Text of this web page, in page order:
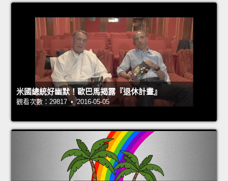
米國總統好幽默！歐巴馬揭露『退休計畫』
觀看次數：29817 • 2016-05-05